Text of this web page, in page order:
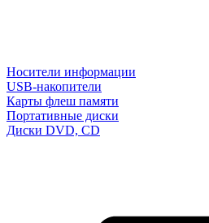
Носители информации
USB-накопители
Карты флеш памяти
Портативные диски
Диски DVD, CD